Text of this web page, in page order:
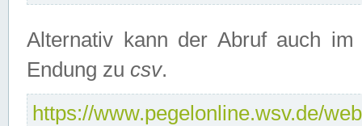
Alternativ kann der Abruf auch
Endung zu csv.
https://www.pegelonline.wsv.de/